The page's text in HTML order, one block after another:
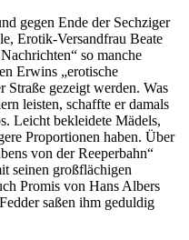
gegen Ende der Sechziger
Erotik-Versandfrau Beate
so manche
Erwins „erotische
Straße gezeigt werden. Was
leisten, schaffte er damals
Leicht bekleidete Mädels,
Proportionen haben. Über
von der Reeperbahn“
seinen großflächigen
Promis von Hans Albers
saßen ihm geduldig